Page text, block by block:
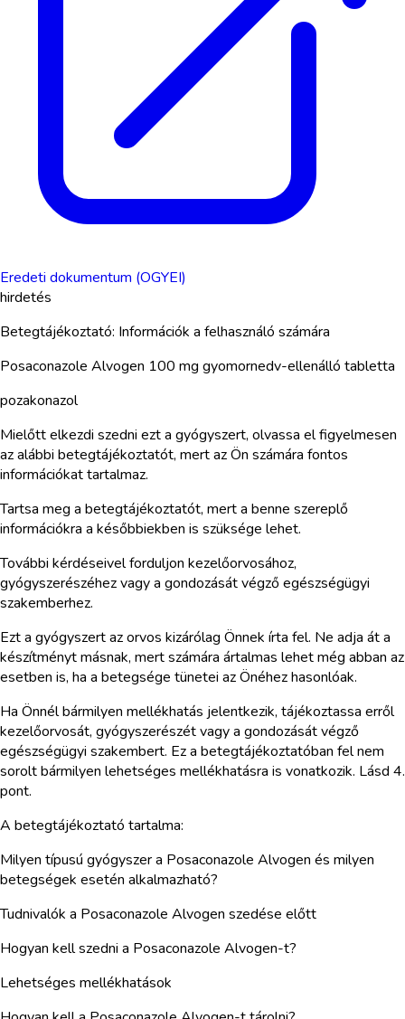
Eredeti dokumentum (OGYEI)
hirdetés
Betegtájékoztató: Információk a felhasználó számára
Posaconazole Alvogen 100 mg gyomornedv-ellenálló tabletta
pozakonazol
Mielőtt elkezdi szedni ezt a gyógyszert, olvassa el figyelmesen
az alábbi betegtájékoztatót, mert az Ön számára fontos
információkat tartalmaz.
Tartsa meg a betegtájékoztatót, mert a benne szereplő
információkra a későbbiekben is szüksége lehet.
További kérdéseivel forduljon kezelőorvosához,
gyógyszerészéhez vagy a gondozását végző egészségügyi
szakemberhez.
Ezt a gyógyszert az orvos kizárólag Önnek írta fel. Ne adja át a
készítményt másnak, mert számára ártalmas lehet még abban az
esetben is, ha a betegsége tünetei az Önéhez hasonlóak.
Ha Önnél bármilyen mellékhatás jelentkezik, tájékoztassa erről
kezelőorvosát, gyógyszerészét vagy a gondozását végző
egészségügyi szakembert. Ez a betegtájékoztatóban fel nem
sorolt bármilyen lehetséges mellékhatásra is vonatkozik. Lásd 4.
pont.
A betegtájékoztató tartalma:
Milyen típusú gyógyszer a Posaconazole Alvogen és milyen
betegségek esetén alkalmazható?
Tudnivalók a Posaconazole Alvogen szedése előtt
Hogyan kell szedni a Posaconazole Alvogen-t?
Lehetséges mellékhatások